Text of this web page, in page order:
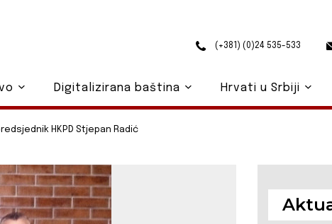
HKPD Stjepan Radić
(+381) (0)24 535-533
Digitalizirana baština Hrvati u Srbiji